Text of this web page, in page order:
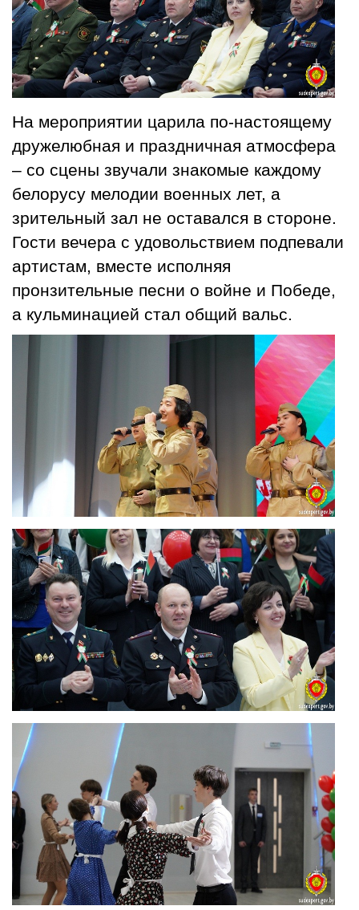
На мероприятии царила по-настоящему
дружелюбная и праздничная атмосфера
– со сцены звучали знакомые каждому
белорусу мелодии военных лет, а
зрительный зал не оставался в стороне.
Гости вечера с удовольствием подпевали
артистам, вместе исполняя
пронзительные песни о войне и Победе,
а кульминацией стал общий вальс.